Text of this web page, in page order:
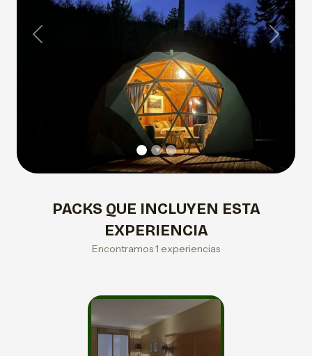
Previous Next
PACKS QUE INCLUYEN ESTA
EXPERIENCIA
Encontramos 1 experiencias